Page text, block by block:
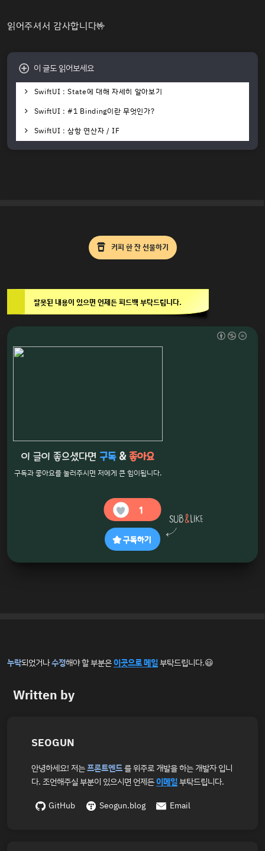
읽어주셔서 감사합니다🤟
이 글도 읽어보세요
SwiftUI : State에 대해 자세히 알아보기
SwiftUI : #1 Binding이란 무엇인가?
SwiftUI : 삼항 연산자 / IF
커피 한 잔 선물하기
잘못된 내용이 있으면 언제든 피드백 부탁드립니다.
이 글이 좋으셨다면 구독& 좋아요
구독과 좋아요를 눌러주시면 저에게 큰 힘이됩니다.
1
구독하기
누락되었거나수정해야 할 부분은이곳으로 메일부탁드립니다.😃
Written by
SEOGUN
안녕하세요! 저는프론트엔드를 위주로 개발을 하는 개발자 입니
다. 조언해주실 부분이 있으시면 언제든이메일부탁드립니다.
GitHub
Seogun.blog Email